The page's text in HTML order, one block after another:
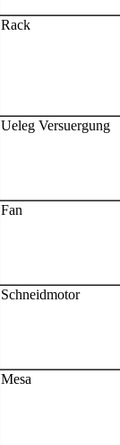
Rack
Ueleg Versuergung
Fan
Schneidmotor
Mesa